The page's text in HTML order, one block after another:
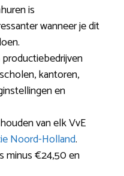
is
wanneer je dit
kantoren,
en
van elk VvE
Noord-Holland.
minus €24,50 en